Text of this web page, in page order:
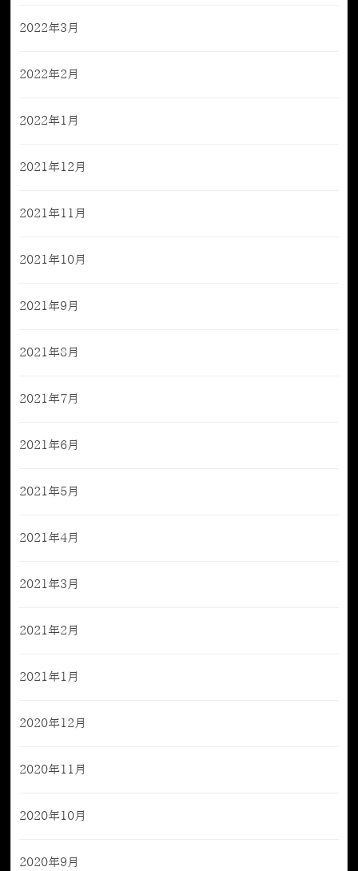
2022年3月
2022年2月
2022年1月
2021年12月
2021年11月
2021年10月
2021年9月
2021年8月
2021年7月
2021年6月
2021年5月
2021年4月
2021年3月
2021年2月
2021年1月
2020年12月
2020年11月
2020年10月
2020年9月